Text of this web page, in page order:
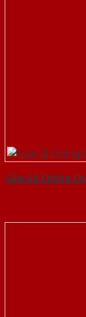
Cửa Gỗ Chống